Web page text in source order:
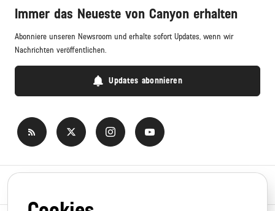
Immer das Neueste von Canyon erhalten
Abonniere unseren Newsroom und erhalte sofort Updates, wenn wir
Nachrichten veröffentlichen.
Updates abonnieren